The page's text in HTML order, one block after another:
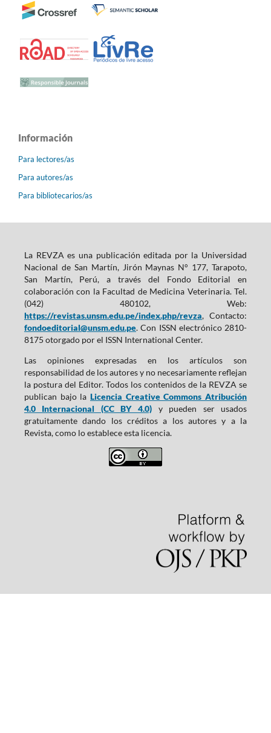
Información
Para lectores/as
Para autores/as
Para bibliotecarios/as
La REVZA es una publicación editada por la Universidad
Nacional de San Martín, Jirón Maynas N° 177, Tarapoto,
San Martín, Perú, a través del Fondo Editorial en
colaboración con la Facultad de Medicina Veterinaria. Tel.
(042) 480102, Web:
https://revistas.unsm.edu.pe/index.php/revza, Contacto:
fondoeditorial@unsm.edu.pe. Con ISSN electrónico 2810-
8175 otorgado por el ISSN International Center.
Las opiniones expresadas en los artículos son
responsabilidad de los autores y no necesariamente reflejan
la postura del Editor. Todos los contenidos de la REVZA se
publican bajo la Licencia Creative Commons Atribución
4.0 Internacional (CC BY 4.0) y pueden ser usados
gratuitamente dando los créditos a los autores y a la
Revista, como lo establece esta licencia.